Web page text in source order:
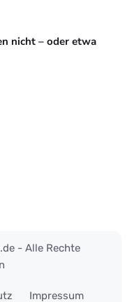
nicht – oder etwa
- Alle Rechte
Impressum